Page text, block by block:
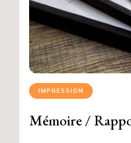
IMPRESSION
Mémoire /